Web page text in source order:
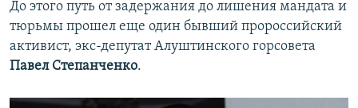
До этого путь от задержания до лишения мандата и
тюрьмы прошел еще один бывший пророссийский
активист, экс-депутат Алуштинского горсовета
Павел Степанченко.